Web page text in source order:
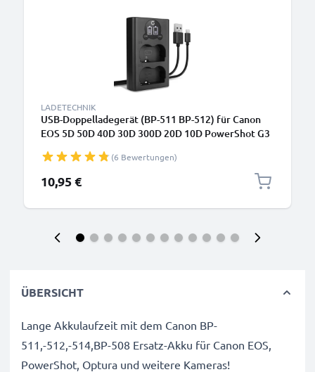
LADETECHNIK
USB-Doppelladegerät (BP-511 BP-512) für Canon
EOS 5D 50D 40D 30D 300D 20D 10D PowerShot G3
(6 Bewertungen)
10,95 €
ÜBERSICHT
Lange Akkulaufzeit mit dem Canon BP-
511,-512,-514,BP-508 Ersatz-Akku für Canon EOS,
PowerShot, Optura und weitere Kameras!